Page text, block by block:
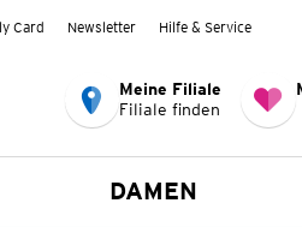
Card Newsletter Hilfe & Service
Meine Filiale
Filiale finden
DAMEN